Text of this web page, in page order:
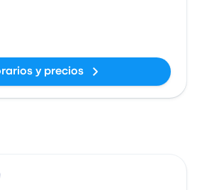
y precios